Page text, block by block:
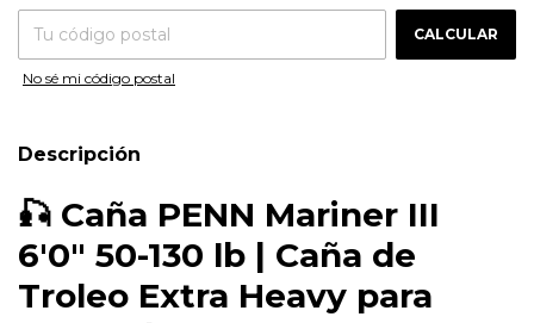
CALCULAR
No sé mi código postal
Descripción
🎣 Caña PENN Mariner III
6'0" 50-130 lb | Caña de
Troleo Extra Heavy para